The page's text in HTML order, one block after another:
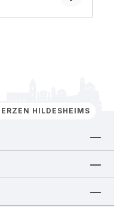
HILDESHEIMS